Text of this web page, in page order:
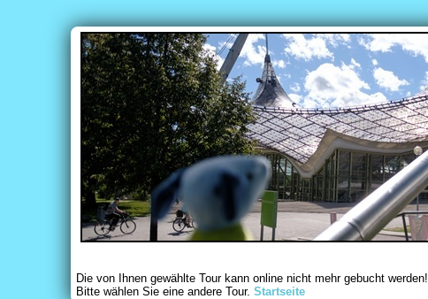
Die von Ihnen gewählte Tour kann online nicht mehr gebucht werden!
Bitte wählen Sie eine andere Tour. Startseite